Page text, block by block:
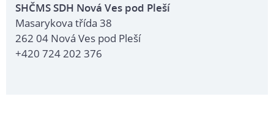
SHČMS SDH Nová Ves pod Pleší
Masarykova třída 38
262 04 Nová Ves pod Pleší
+420 724 202 376